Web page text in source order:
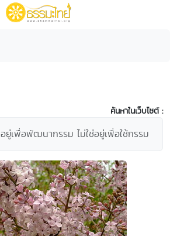
ค้นหาในเว็บไซต์ :
อยู่เพื่อพัฒนากรรม ไม่ใช่อยู่เพื่อใช้กรรม